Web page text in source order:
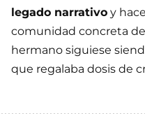
legado narrativo y
comunidad concreta
hermano siguiese
que regalaba dosis de